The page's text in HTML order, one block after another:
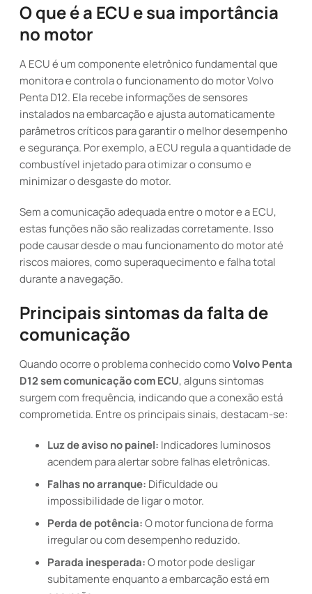
O que é a ECU e sua importância
no motor
A ECU é um componente eletrônico fundamental que
monitora e controla o funcionamento do motor Volvo
Penta D12. Ela recebe informações de sensores
instalados na embarcação e ajusta automaticamente
parâmetros críticos para garantir o melhor desempenho
e segurança. Por exemplo, a ECU regula a quantidade de
combustível injetado para otimizar o consumo e
minimizar o desgaste do motor.
Sem a comunicação adequada entre o motor e a ECU,
estas funções não são realizadas corretamente. Isso
pode causar desde o mau funcionamento do motor até
riscos maiores, como superaquecimento e falha total
durante a navegação.
Principais sintomas da falta de
comunicação
Quando ocorre o problema conhecido comoVolvo Penta
D12 sem comunicação com ECU, alguns sintomas
surgem com frequência, indicando que a conexão está
comprometida. Entre os principais sinais, destacam-se:
Luz de aviso no painel: Indicadores luminosos
acendem para alertar sobre falhas eletrônicas.
Falhas no arranque: Dificuldade ou
impossibilidade de ligar o motor.
Perda de potência:O motor funciona de forma
irregular ou com desempenho reduzido.
Parada inesperada:O motor pode desligar
subitamente enquanto a embarcação está em